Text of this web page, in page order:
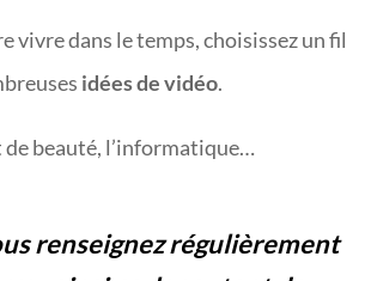
vivre dans le temps, choisissez un fil
idées de vidéo.
de beauté, l’informatique…
renseignez régulièrement